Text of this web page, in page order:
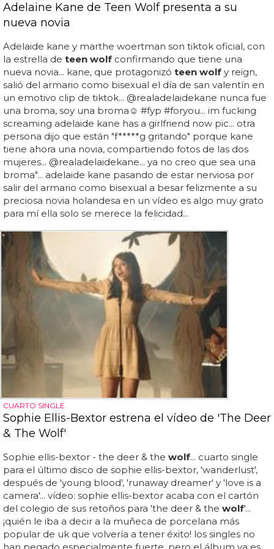
Adelaine Kane de Teen Wolf presenta a su
nueva novia
Adelaide kane y marthe woertman son tiktok oficial, con
la estrella de teen wolf confirmando que tiene una
nueva novia... kane, que protagonizó teen wolf y reign,
salió del armario como bisexual el día de san valentín en
un emotivo clip de tiktok... @realadelaidekane nunca fue
una broma, soy una broma☺️ #fyp #foryou... im fucking
screaming adelaide kane has a girlfriend now pic... otra
persona dijo que están "f*****g gritando" porque kane
tiene ahora una novia, compartiendo fotos de las dos
mujeres... @realadelaidekane... ya no creo que sea una
broma"... adelaide kane pasando de estar nerviosa por
salir del armario como bisexual a besar felizmente a su
preciosa novia holandesa en un vídeo es algo muy grato
para mí ella solo se merece la felicidad...
CUARTO SINGLE
Sophie Ellis-Bextor estrena el vídeo de 'The Deer
& The Wolf'
Sophie ellis-bextor - the deer & the wolf... cuarto single
para el último disco de sophie ellis-bextor, 'wanderlust',
después de 'young blood', 'runaway dreamer' y 'love is a
camera'... vídeo: sophie ellis-bextor acaba con el cartón
del colegio de sus retoños para 'the deer & the wolf'...
¡quién le iba a decir a la muñeca de porcelana más
popular de uk que volvería a tener éxito! los singles no